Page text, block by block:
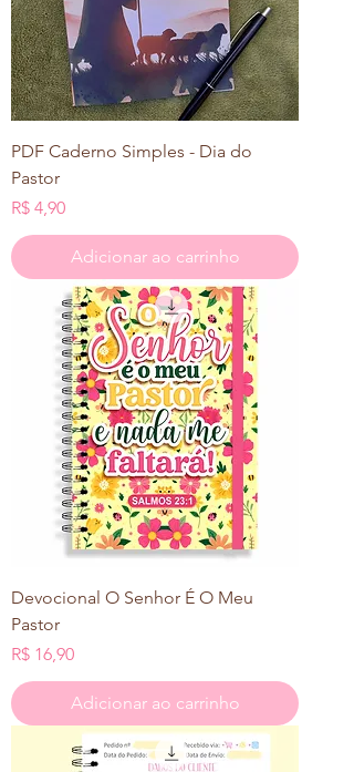
PDF Caderno Simples - Dia do
Pastor
Preço
R$ 4,90
Adicionar ao carrinho
Devocional O Senhor É O Meu
Pastor
Preço
R$ 16,90
Adicionar ao carrinho